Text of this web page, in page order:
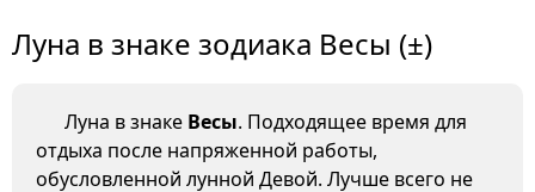
Луна в знаке зодиака Весы (±)
Луна в знаке Весы. Подходящее время для
отдыха после напряженной работы,
обусловленной лунной Девой. Лучше всего не